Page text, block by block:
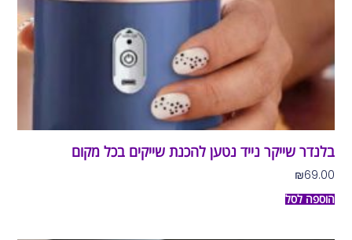
בלנדר שייקר נייד נטען להכנת שייקים בכל מקום
₪69.00
הוספה לסל